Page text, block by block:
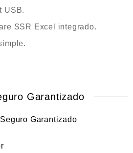
USB.
SSR Excel integrado.
Garantizado